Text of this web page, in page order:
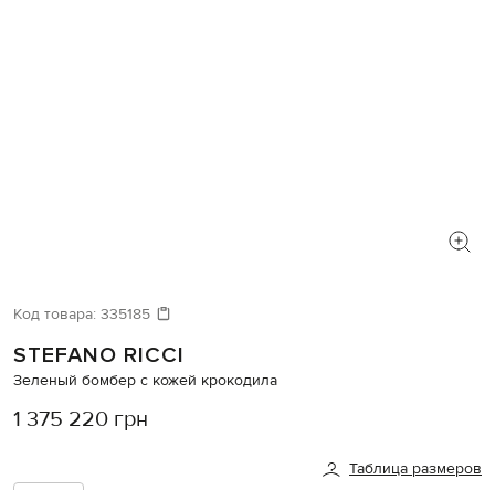
Код товара: 335185
STEFANO RICCI
Зеленый бомбер с кожей крокодила
1 375 220 грн
Таблица размеров